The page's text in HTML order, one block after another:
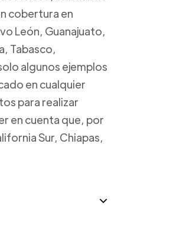
cobertura en
León, Guanajuato,
Tabasco,
algunos ejemplos
en cualquier
para realizar
en cuenta que, por
Sur, Chiapas,